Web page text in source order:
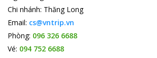
Chi nhánh: Thăng Long
Email: cs@vntrip.vn
Phòng: 096 326 6688
Vé: 094 752 6688